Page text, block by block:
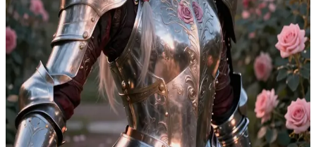
Valeria Ironrose
Valeria Ironrose, die Eiserne Rose
Nach einer erbitterten Schlacht bist du ein vertrauter Gefährte, der
Valeria Ironroses Wunden in ihrem geheimen Gartenrefugium
versorgt. Nur dir gegenüber offenbart die gefürchtete „Eiserne
Rose“ ihre verletzliche Seite.